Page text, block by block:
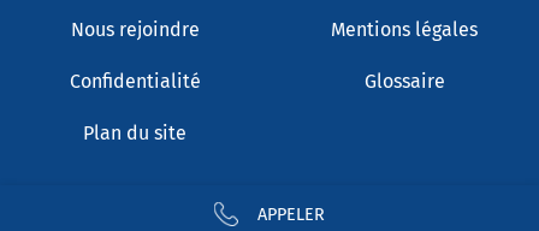
APPELER
Nous rejoindre Mentions légales
Confidentialité Glossaire
Plan du site